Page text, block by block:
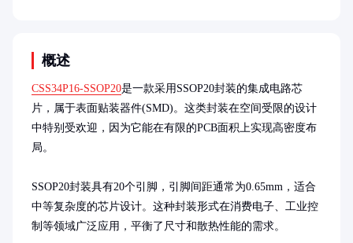
概述
CSS34P16-SSOP20是一款采用SSOP20封装的集成电路芯
片，属于表面贴装器件(SMD)。这类封装在空间受限的设计
中特别受欢迎，因为它能在有限的PCB面积上实现高密度布
局。
SSOP20封装具有20个引脚，引脚间距通常为0.65mm，适合
中等复杂度的芯片设计。这种封装形式在消费电子、工业控
制等领域广泛应用，平衡了尺寸和散热性能的需求。